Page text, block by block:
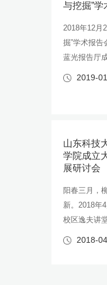
与挖掘”学
2018年12月
掘”学术报
蓝光报告厅
2019-
山东科技
学院成立
展研讨会
阳春三月，
新。2018年
校区逸夫讲
2018-